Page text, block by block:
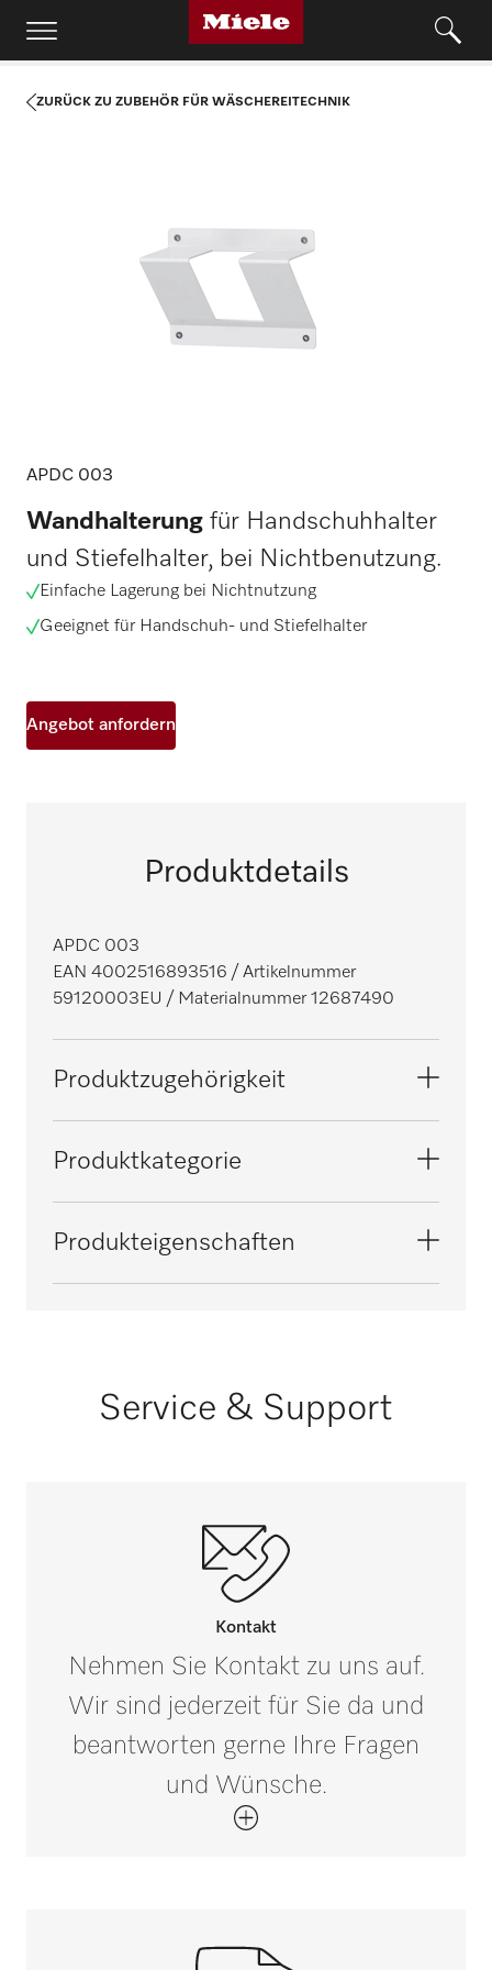
ZURÜCK ZU ZUBEHÖR FÜR WÄSCHEREITECHNIK
APDC 003
Wandhalterung für Handschuhhalter
und Stiefelhalter, bei Nichtbenutzung.
Einfache Lagerung bei Nichtnutzung
Geeignet für Handschuh- und Stiefelhalter
Angebot anfordern
Produktdetails
APDC 003
EAN 4002516893516 / Artikelnummer
59120003EU / Materialnummer 12687490
Produktzugehörigkeit
Produktkategorie
Produkteigenschaften
WeißService & Support
Kontakt
Nehmen Sie Kontakt zu uns auf.
Wir sind jederzeit für Sie da und
beantworten gerne Ihre Fragen
und Wünsche.